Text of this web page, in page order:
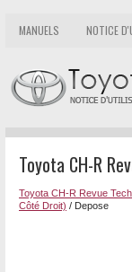
MANUELS NOTICE
Toyota CH-R
Toyota CH-R Revue
Côté Droit) / Depose